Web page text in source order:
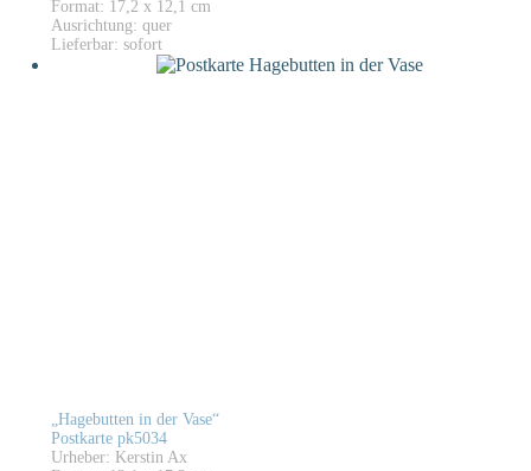
Format: 17,2 x 12,1 cm
Ausrichtung: quer
Lieferbar: sofort
„Hagebutten in der Vase“
Postkarte pk5034
Urheber: Kerstin Ax